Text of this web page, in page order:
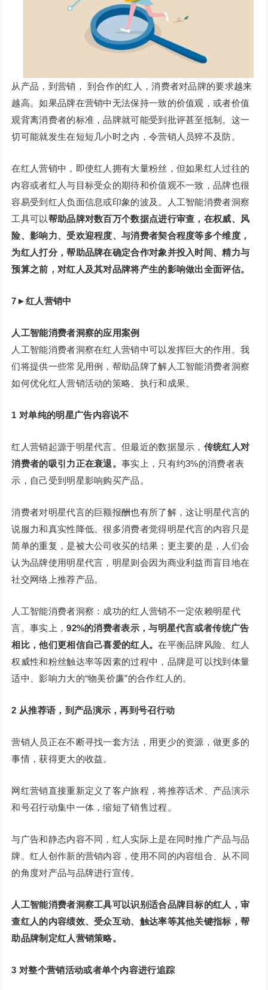
从产品，到营销， 到合作的红人，消费者对品牌的要求越来
越高。如果品牌在营销中无法保持一致的价值观，或者价值
观背离消费者的标准，品牌就可能受到批评甚至抵制。这一
切可能就发生在短短几小时之内，令营销人员猝不及防。
在红人营销中，即使红人拥有大量粉丝，但如果红人过往的
内容或者红人与目标受众的期待和价值观不一致，品牌也很
容易受到红人负面信息或印象的波及。人工智能消费者洞察
工具可以帮助品牌对数百万个数据点进行审查，在权威、风
险、影响力、受欢迎程度、与消费者契合程度等多个维度，
为红人打分，帮助品牌在确定合作对象并投入时间、精力与
预算之前，对红人及其对品牌将产生的影响做出全面评估。
7 ►红人营销中
人工智能消费者洞察的应用案例
人工智能消费者洞察在红人营销中可以发挥巨大的作用。我
们将提供一些常见用例，帮助品牌了解人工智能消费者洞察
如何优化红人营销活动的策略、执行和成果。
1 对单纯的明星广告内容说不
红人营销起源于明星代言。但最近的数据显示， 传统红人对
消费者的吸引力正在衰退。事实上，只有约3%的消费者表
示，自己受到明星影响购买产品。
消费者对明星代言的巨额报酬也有所了解，这让明星代言的
说服力和真实性降低。很多消费者觉得明星代言的内容只是
简单的重复，是被大公司收买的结果；更主要的是，人们会
认为品牌使用明星代言，明星则会因为商业利益而盲目地在
社交网络上推荐产品。
人工智能消费者洞察：成功的红人营销不一定依赖明星代
言。事实上，92%的消费者表示，与明星代言或者传统广告
相比，他们更相信自己喜爱的红人。在平衡品牌风险、红人
权威性和粉丝触达率等因素的过程中，品牌是可以找到体量
适中、影响力大的“物美价廉”的合作红人的。
2 从推荐语，到产品演示，再到号召行动
营销人员正在不断寻找一套方法，用更少的资源，做更多的
事情，获得更大的收益。
网红营销直接重新定义了客户旅程，将推荐话术、产品演示
和号召行动集中一体，缩短了销售过程。
与广告和静态内容不同，红人实际上是在同时推广产品与品
牌。红人创作新的营销内容，使用不同的内容组合、从不同
的角度对产品与品牌进行宣传。
人工智能消费者洞察工具可以识别适合品牌目标的红人，审
查红人的内容绩效、受众互动、触达率等其他关键指标，帮
助品牌制定红人营销策略。
3 对整个营销活动或者单个内容进行追踪